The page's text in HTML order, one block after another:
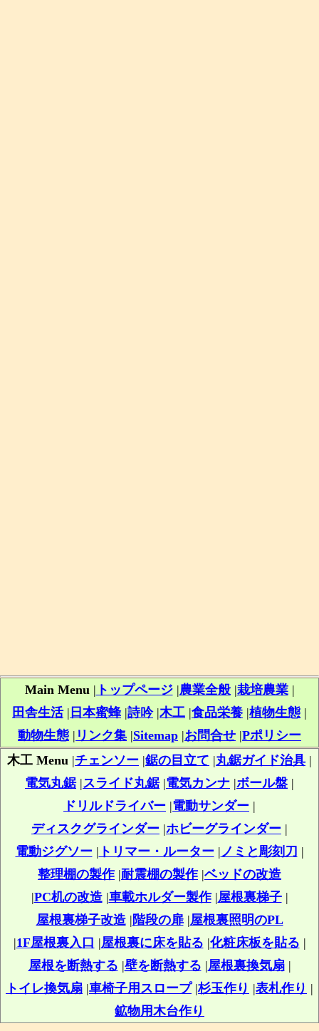
Main Menu| トップページ|農業全般|栽培農業|
田舎生活| 日本蜜蜂 |詩吟|木工 |食品栄養 |植物生態 |
動物生態 | リンク集 |Sitemap |お問合せ |Pポリシー
木工 Menu |チェンソー |鋸の目立て |丸鋸ガイド治具 |
電気丸鋸|スライド丸鋸|電気カンナ |ボール盤 |
ドリルドライバー |電動サンダー |
ディスクグラインダー |ホビーグラインダー |
電動ジグソー| トリマー・ルーター|ノミと彫刻刀 |
整理棚の製作|耐震棚の製作|ベッドの改造
|PC机の改造|車載ホルダー製作|屋根裏梯子|
屋根裏梯子改造|階段の扉|屋根裏照明のPL
|1F屋根裏入口 |屋根裏に床を貼る |化粧床板を貼る |
屋根を断熱する |壁を断熱する |屋根裏換気扇|
トイレ換気扇 |車椅子用スロープ|杉玉作り |表札作り |
鉱物用木台作り